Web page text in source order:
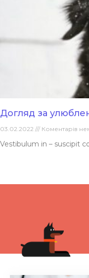
Догляд за
03.02.2022 Коментарів
Vestibulum in – suscipit